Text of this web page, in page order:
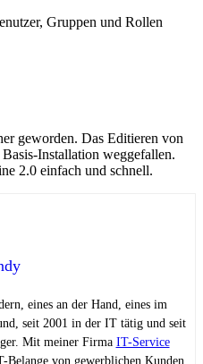
Gruppen und Rollen
geworden. Das Editieren von
Installation weggefallen.
2.0 einfach und schnell.
eines an der Hand, eines im
seit 2001 in der IT tätig und seit
Mit meiner Firma IT-Service
von gewerblichen Kunden